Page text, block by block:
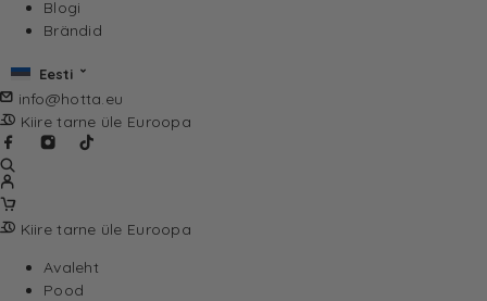
Blogi
Brändid
Eesti
info@hotta.eu
Kiire tarne üle Euroopa
Kiire tarne üle Euroopa
Avaleht
Pood